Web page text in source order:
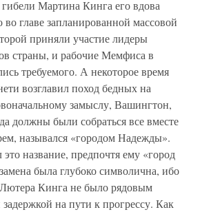
Мартина Кинга его вдова
главе запланированной массовой
приняли участие лидеры
страны, и рабочие Мемфиса в
требуемого. А некоторое время
возглавил поход бедных на
замыслу, Вашингтон,
должны были собраться все вместе
назывался «городом Надежды».
название, предпочтя ему «город
была глубоко символична, ибо
Кинга не было рядовым
на пути к прогрессу. Как